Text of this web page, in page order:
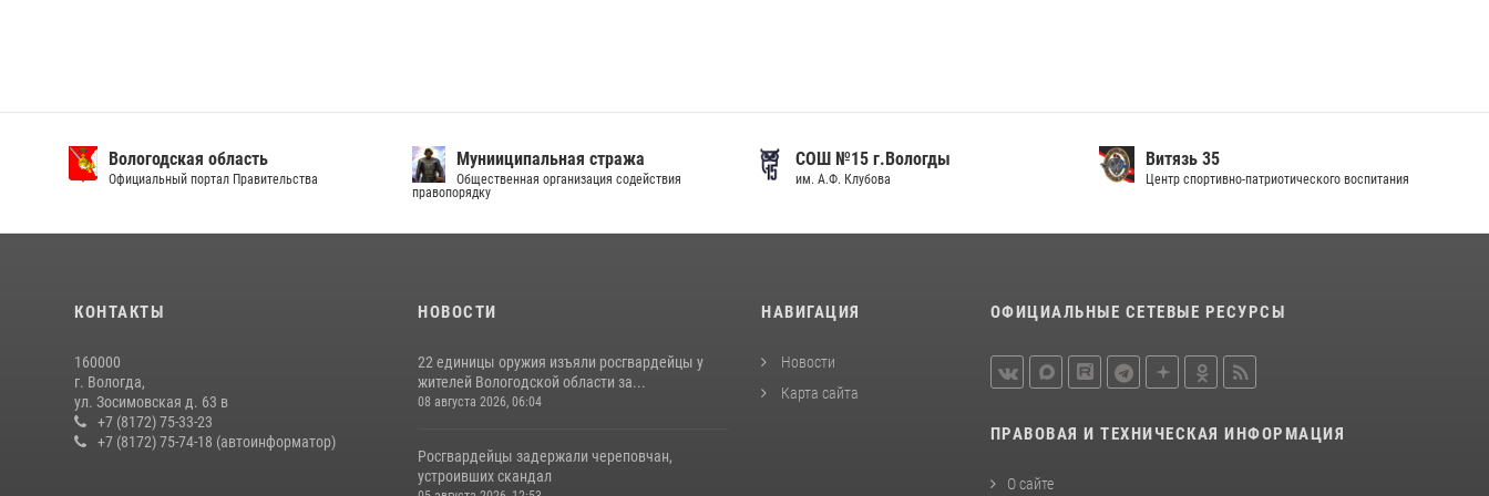
Вологодская область
Официальный портал Правительства
Мунииципальная стража
Общественная организация содействия
правопорядку
СОШ №15 г.Вологды
им. А.Ф. Клубова
Витязь 35
Центр спортивно-патриотического воспитания
КОНТАКТЫ
160000
г. Вологда,
ул. Зосимовская д. 63 в
+7 (8172) 75-33-23
+7 (8172) 75-74-18 (автоинформатор)
НОВОСТИ
22 единицы оружия изъяли росгвардейцы у
жителей Вологодской области за...
08 августа 2026, 06:04
Росгвардейцы задержали череповчан,
устроивших скандал
НАВИГАЦИЯ
Новости
Карта сайта
ОФИЦИАЛЬНЫЕ СЕТЕВЫЕ РЕСУРСЫ
ПРАВОВАЯ И ТЕХНИЧЕСКАЯ ИНФОРМАЦИЯ
О сайте